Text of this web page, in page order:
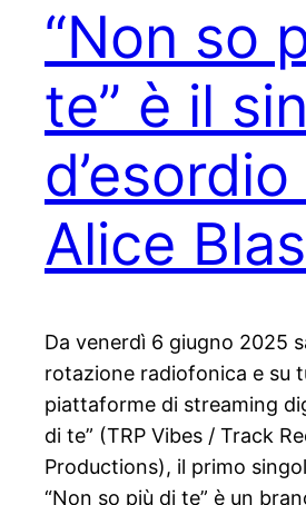
“Non so
te” è il
Alice
Da venerdì 6 giugno 2025
rotazione radiofonica e su
piattaforme di streaming
di te” (TRP Vibes / Track
Productions), il primo
“Non so più di te” è un